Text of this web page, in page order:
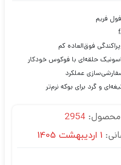
فوق‌العاده کم
حلقه‌ای با فوکوس خودکار
عملکرد
محصول: 2954
1 اردیبهشت 1405